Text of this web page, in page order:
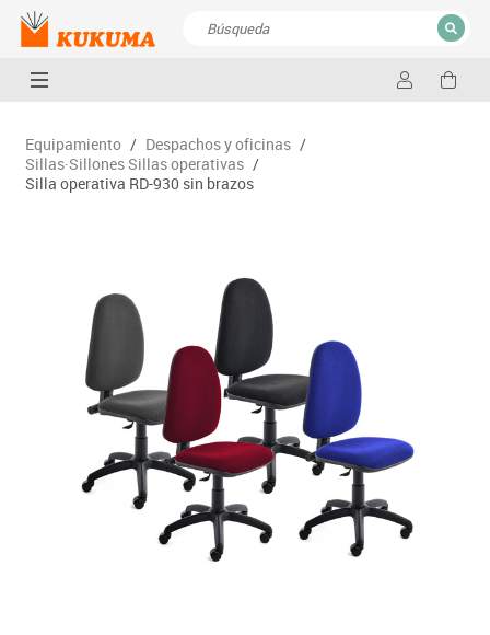
CERRAR
Equipamiento / Despachos y oficinas /
Sillas·Sillones Sillas operativas /
Silla operativa RD-930 sin brazos